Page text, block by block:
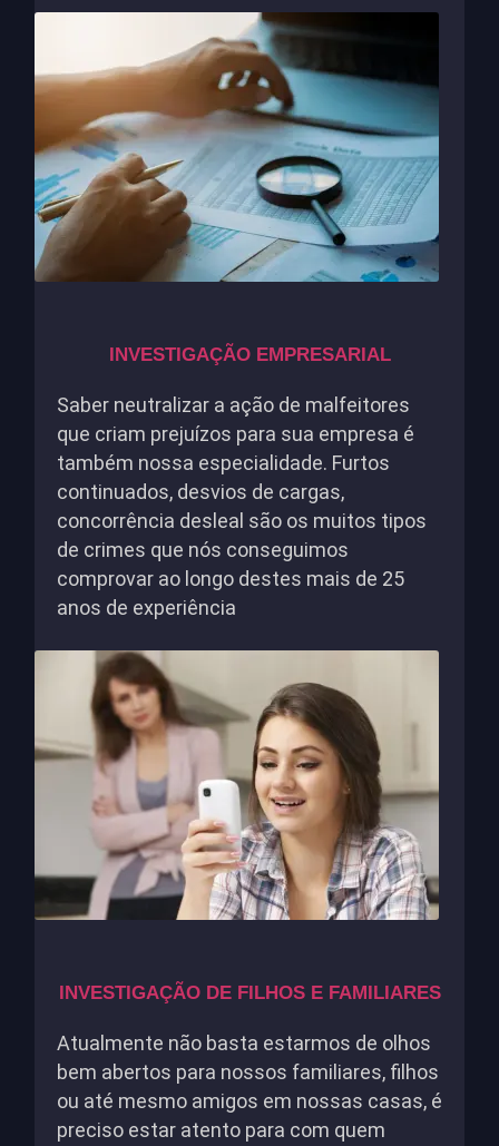
INVESTIGAÇÃO EMPRESARIAL
Saber neutralizar a ação de malfeitores
que criam prejuízos para sua empresa é
também nossa especialidade. Furtos
continuados, desvios de cargas,
concorrência desleal são os muitos tipos
de crimes que nós conseguimos
comprovar ao longo destes mais de 25
anos de experiência
INVESTIGAÇÃO DE FILHOS E FAMILIARES
Atualmente não basta estarmos de olhos
bem abertos para nossos familiares, filhos
ou até mesmo amigos em nossas casas, é
preciso estar atento para com quem